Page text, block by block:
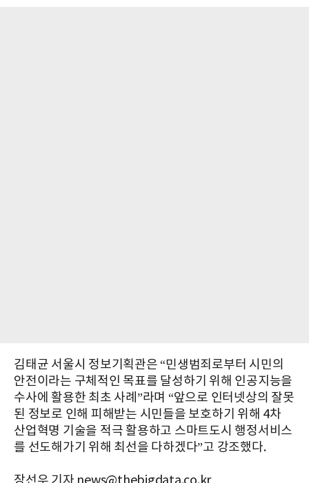
김태균 서울시 정보기획관은 “민생범죄로부터 시민의
안전이라는 구체적인 목표를 달성하기 위해 인공지능을
수사에 활용한 최초 사례”라며 “앞으로 인터넷상의 잘못
된 정보로 인해 피해받는 시민들을 보호하기 위해 4차
산업혁명 기술을 적극 활용하고 스마트도시 행정서비스
를 선도해가기 위해 최선을 다하겠다”고 강조했다.